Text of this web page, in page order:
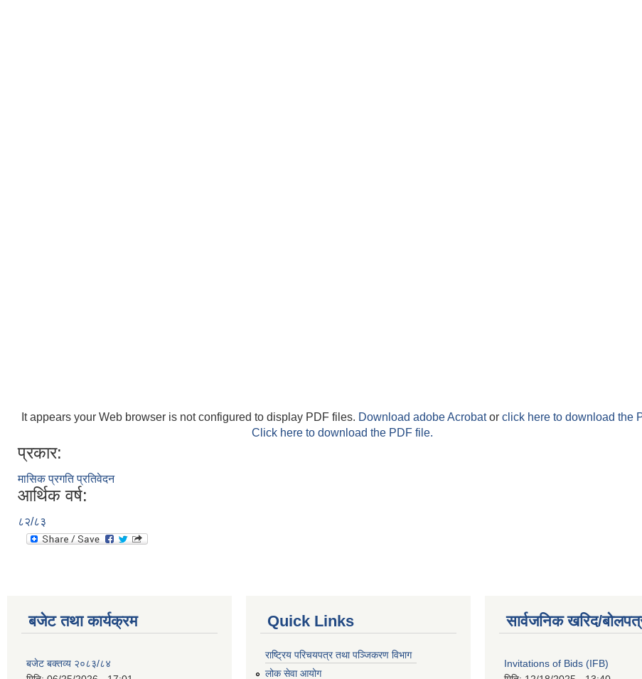
It appears your Web browser is not configured to display PDF files. Download adobe Acrobator click here to download the
Click here to download the PDF file.
प्रकार:
मासिक प्रगति प्रतिवेदन
आर्थिक वर्ष:
८२/८३
बजेट तथा कार्यक्रम
बजेट बक्तव्य २०८३/८४
Quick Links
राष्ट्रिय परिचयपत्र तथा पञ्जिकरण विभाग
लोक सेवा आयोग
सार्वजनिक खरिद/
Invitations of Bids (IFB)